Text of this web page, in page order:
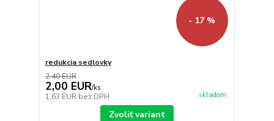
- 17 %
redukcia sedlovky
2,40 EUR
2,00 EUR/ks
1,63 EUR bez DPH skladom
Zvoliť variant